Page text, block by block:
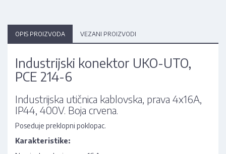
OPIS PROIZVODA VEZANI PROIZVODI
Industrijski konektor UKO-UTO,
PCE 214-6
Industrijska utičnica kablovska, prava 4x16A,
IP44, 400V. Boja crvena.
Poseduje preklopni poklopac.
Karakteristike: